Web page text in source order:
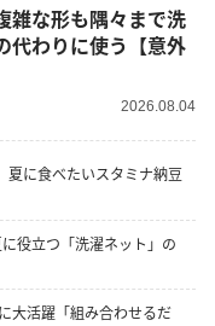
雑な形も隅々まで洗
代わりに使う【意外
2026.08.04
夏に食べたいスタミナ納豆
役立つ「洗濯ネット」の
大活躍「組み合わせるだ